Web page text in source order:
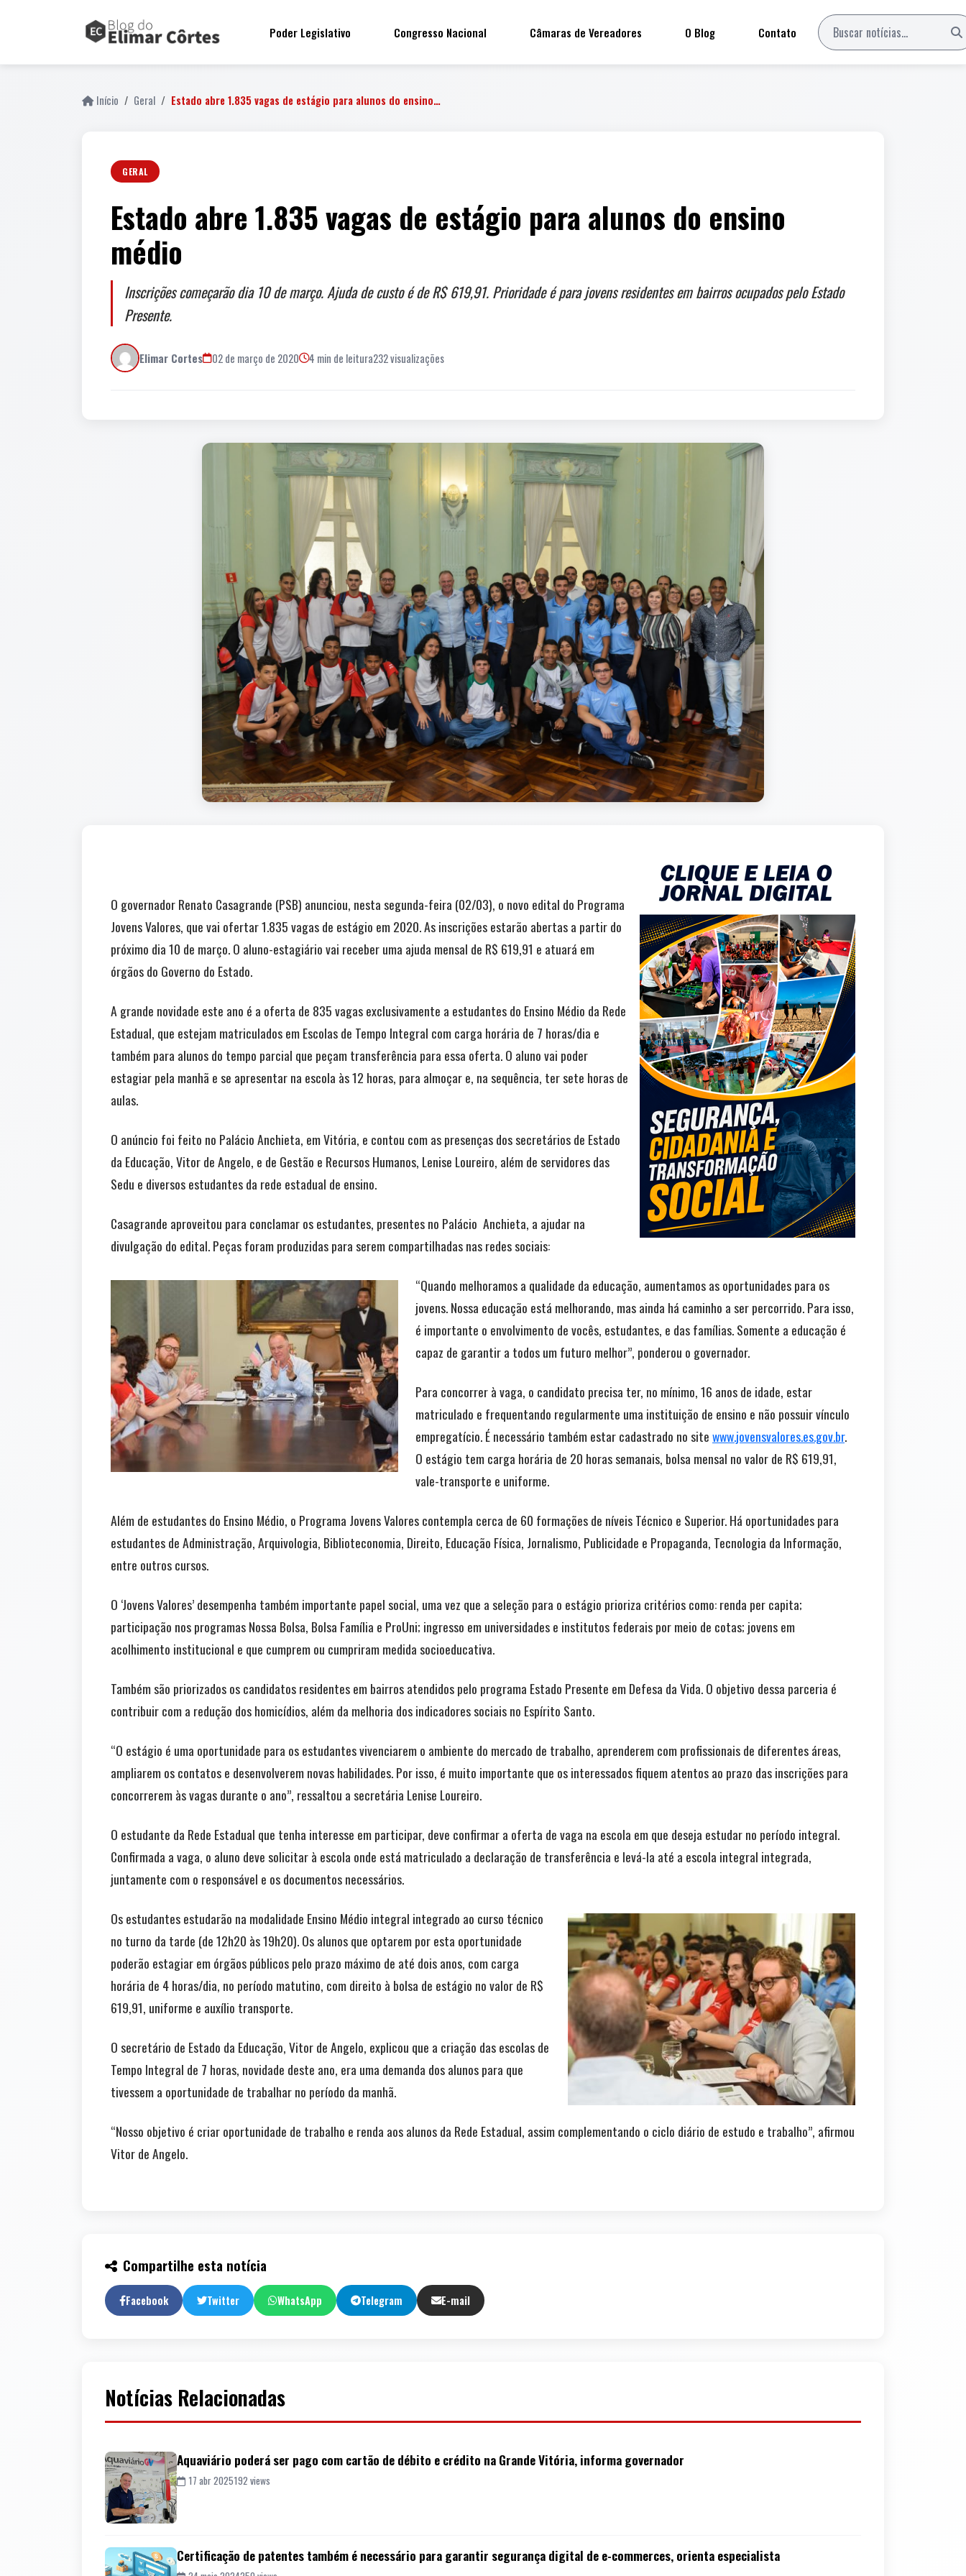
Poder Legislativo Congresso Nacional Câmaras de Vereadores O Blog Contato
Início Geral Estado abre 1.835 vagas de estágio para alunos do ensino…
GERAL
Estado abre 1.835 vagas de estágio para alunos do ensino
médio
Inscrições começarão dia 10 de março. Ajuda de custo é de R$ 619,91. Prioridade é para jovens residentes em bairros ocupados pelo Estado
Presente.
Elimar Cortes 02 de março de 2020 4 min de leitura232 visualizações
O governador Renato Casagrande (PSB) anunciou, nesta segunda-feira (02/03), o novo edital do Programa
Jovens Valores, que vai ofertar 1.835 vagas de estágio em 2020. As inscrições estarão abertas a partir do
próximo dia 10 de março. O aluno-estagiário vai receber uma ajuda mensal de R$ 619,91 e atuará em
órgãos do Governo do Estado.
A grande novidade este ano é a oferta de 835 vagas exclusivamente a estudantes do Ensino Médio da Rede
Estadual, que estejam matriculados em Escolas de Tempo Integral com carga horária de 7 horas/dia e
também para alunos do tempo parcial que peçam transferência para essa oferta. O aluno vai poder
estagiar pela manhã e se apresentar na escola às 12 horas, para almoçar e, na sequência, ter sete horas de
aulas.
O anúncio foi feito no Palácio Anchieta, em Vitória, e contou com as presenças dos secretários de Estado
da Educação, Vitor de Angelo, e de Gestão e Recursos Humanos, Lenise Loureiro, além de servidores das
Sedu e diversos estudantes da rede estadual de ensino.
Casagrande aproveitou para conclamar os estudantes, presentes no Palácio Anchieta, a ajudar na
divulgação do edital. Peças foram produzidas para serem compartilhadas nas redes sociais:
“Quando melhoramos a qualidade da educação, aumentamos as oportunidades para os
jovens. Nossa educação está melhorando, mas ainda há caminho a ser percorrido. Para isso,
é importante o envolvimento de vocês, estudantes, e das famílias. Somente a educação é
capaz de garantir a todos um futuro melhor”, ponderou o governador.
Para concorrer à vaga, o candidato precisa ter, no mínimo, 16 anos de idade, estar
matriculado e frequentando regularmente uma instituição de ensino e não possuir vínculo
empregatício. É necessário também estar cadastrado no sitewww.jovensvalores.es.gov.br.
O estágio tem carga horária de 20 horas semanais, bolsa mensal no valor de R$ 619,91,
vale-transporte e uniforme.
Além de estudantes do Ensino Médio, o Programa Jovens Valores contempla cerca de 60 formações de níveis Técnico e Superior. Há oportunidades para
estudantes de Administração, Arquivologia, Biblioteconomia, Direito, Educação Física, Jornalismo, Publicidade e Propaganda, Tecnologia da Informação,
entre outros cursos.
O ‘Jovens Valores’ desempenha também importante papel social, uma vez que a seleção para o estágio prioriza critérios como: renda per capita;
participação nos programas Nossa Bolsa, Bolsa Família e ProUni; ingresso em universidades e institutos federais por meio de cotas; jovens em
acolhimento institucional e que cumprem ou cumpriram medida socioeducativa.
Também são priorizados os candidatos residentes em bairros atendidos pelo programa Estado Presente em Defesa da Vida. O objetivo dessa parceria é
contribuir com a redução dos homicídios, além da melhoria dos indicadores sociais no Espírito Santo.
“O estágio é uma oportunidade para os estudantes vivenciarem o ambiente do mercado de trabalho, aprenderem com profissionais de diferentes áreas,
ampliarem os contatos e desenvolverem novas habilidades. Por isso, é muito importante que os interessados fiquem atentos ao prazo das inscrições para
concorrerem às vagas durante o ano”, ressaltou a secretária Lenise Loureiro.
O estudante da Rede Estadual que tenha interesse em participar, deve confirmar a oferta de vaga na escola em que deseja estudar no período integral.
Confirmada a vaga, o aluno deve solicitar à escola onde está matriculado a declaração de transferência e levá-la até a escola integral integrada,
juntamente com o responsável e os documentos necessários.
Os estudantes estudarão na modalidade Ensino Médio integral integrado ao curso técnico
no turno da tarde (de 12h20 às 19h20). Os alunos que optarem por esta oportunidade
poderão estagiar em órgãos públicos pelo prazo máximo de até dois anos, com carga
horária de 4 horas/dia, no período matutino, com direito à bolsa de estágio no valor de R$
619,91, uniforme e auxílio transporte.
O secretário de Estado da Educação, Vitor de Angelo, explicou que a criação das escolas de
Tempo Integral de 7 horas, novidade deste ano, era uma demanda dos alunos para que
tivessem a oportunidade de trabalhar no período da manhã.
“Nosso objetivo é criar oportunidade de trabalho e renda aos alunos da Rede Estadual, assim complementando o ciclo diário de estudo e trabalho”, afirmou
Vitor de Angelo.
Compartilhe esta notícia
Facebook Twitter WhatsApp Telegram E-mail
Notícias Relacionadas
Aquaviário poderá ser pago com cartão de débito e crédito na Grande Vitória, informa governador
17 abr 2025192 views
Certificação de patentes também é necessário para garantir segurança digital de e-commerces, orienta especialista